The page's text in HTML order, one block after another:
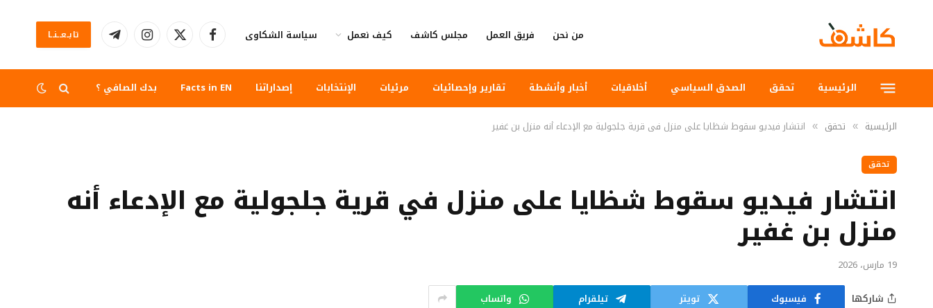
من نحن فريق العمل مجلس كاشف كيف نعمل سياسة الشكاوى فيسبوكX الانستغرامتيلقرام تابــعــنــا
الرئيسية تحقق الصدق السياسي أخلاقيات أخبار وأنشطة تقارير وإحصائيات مرئيات الإنتخابات إصداراتنا Facts in EN بدك الصافي ؟
الرئيسية » تحقق » انتشار فيديو سقوط شظايا على منزل في قرية جلجولية مع الإدعاء أنه منزل بن غفير
تحقق
انتشار فيديو سقوط شظايا على منزل في قرية جلجولية مع الإدعاء أنه
منزل بن غفير
19 مارس، 2026
شاركها
فيسبوك تويتر تيلقرام واتساب